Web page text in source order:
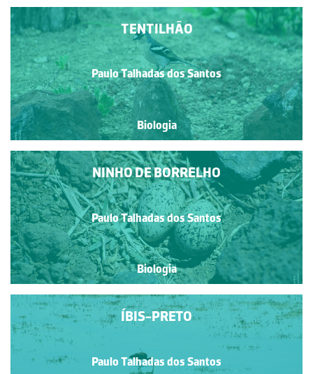
TENTILHÃO
Paulo Talhadas dos Santos
Biologia
NINHO DE BORRELHO
Paulo Talhadas dos Santos
Biologia
ÍBIS-PRETO
Paulo Talhadas dos Santos